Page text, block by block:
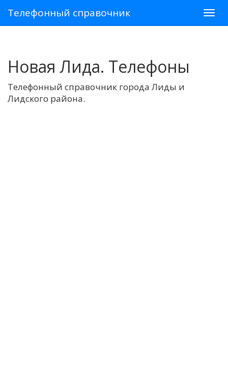
Телефонный справочник
Новая Лида. Телефоны
Телефонный справочник города Лиды и
Лидского района.